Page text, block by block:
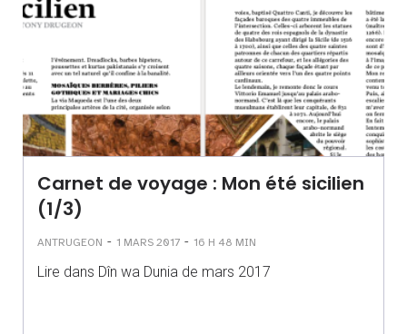
Carnet de voyage : Mon été sicilien
(1/3)
ANTRUGEON - 1 MARS 2017 - 16 H 48 MIN
Lire dans Dîn wa Dunia de mars 2017